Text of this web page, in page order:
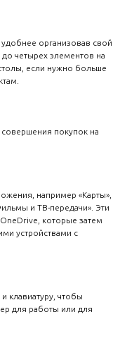
организовав свой
четырех элементов на
если нужно больше
покупок на
например «Карты»,
и ТВ-передачи». Эти
которые затем
устройствами с
клавиатуру, чтобы
для работы или для